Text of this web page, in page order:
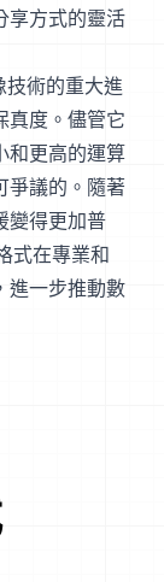
享方式的靈活
術的重大進
真度。儘管它
和更高的運算
爭議的。隨著
變得更加普
式在專業和
進一步推動數